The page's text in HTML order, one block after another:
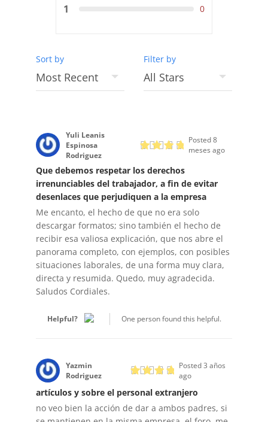
1 0
Sort by Filter by
Yuli Leanis
Espinosa
Rodriguez
Posted 8
meses ago
Que debemos respetar los derechos
irrenunciables del trabajador, a fin de evitar
desenlaces que perjudiquen a la empresa
Me encanto, el hecho de que no era solo
descargar formatos; sino también el hecho de
recibir esa valiosa explicación, que nos abre el
panorama completo, con ejemplos, con posibles
situaciones laborales, de una forma muy clara,
directa y resumida. Quedo, muy agradecida.
Saludos Cordiales.
Helpful? One person found this helpful.
Yazmin
Rodriguez
Posted 3 años
ago
artículos y sobre el personal extranjero
no veo bien la acción de dar a ambos padres, si